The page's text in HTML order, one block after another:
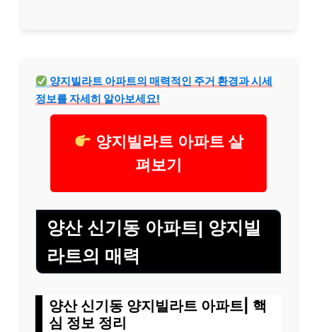
양지빌라트 아파트의 매력적인 주거 환경과 시세
정보를 자세히 알아보세요!
양지빌라트 아파트 살
펴보기
양산 신기동 아파트| 양지빌
라트의 매력
양산 신기동 양지빌라트 아파트| 핵
심 정보 정리